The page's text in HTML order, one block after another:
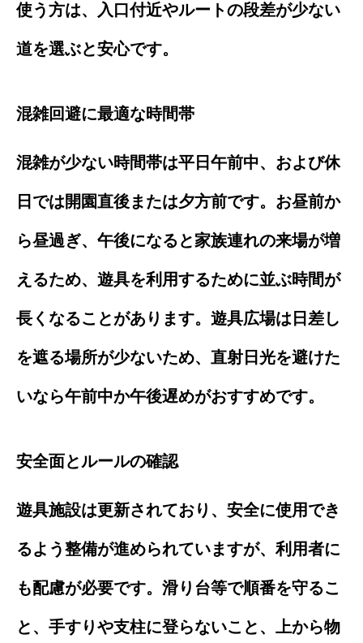
使う方は、入口付近やルートの段差が少ない
道を選ぶと安心です。
混雑回避に最適な時間帯
混雑が少ない時間帯は平日午前中、および休
日では開園直後または夕方前です。お昼前か
ら昼過ぎ、午後になると家族連れの来場が増
えるため、遊具を利用するために並ぶ時間が
長くなることがあります。遊具広場は日差し
を遮る場所が少ないため、直射日光を避けた
いなら午前中か午後遅めがおすすめです。
安全面とルールの確認
遊具施設は更新されており、安全に使用でき
るよう整備が進められていますが、利用者に
も配慮が必要です。滑り台等で順番を守るこ
と、手すりや支柱に登らないこと、上から物